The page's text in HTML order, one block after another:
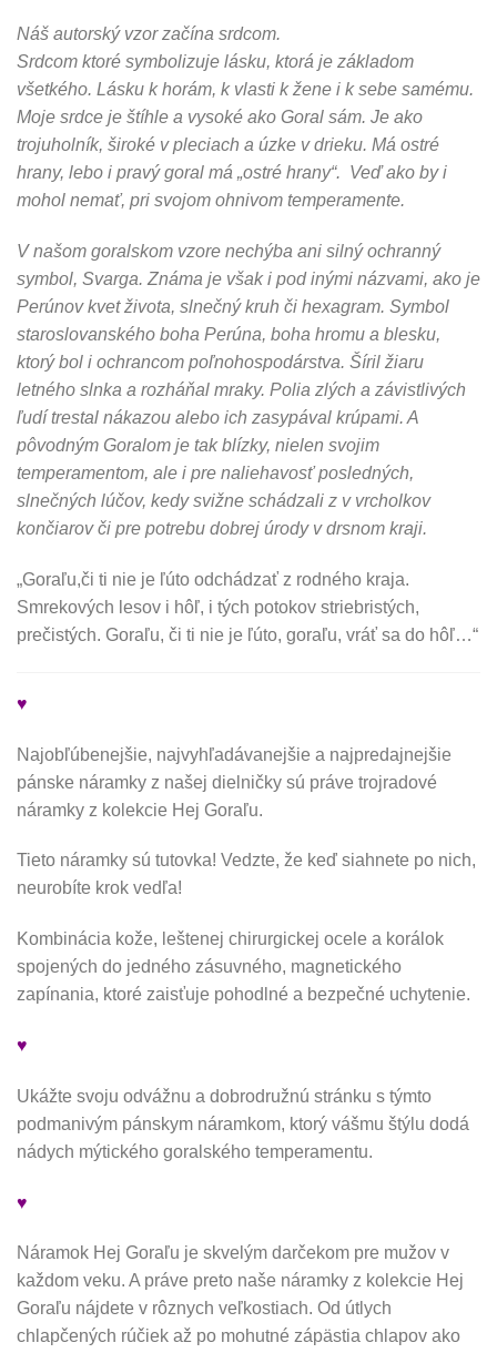
Náš autorský vzor začína srdcom.
Srdcom ktoré symbolizuje lásku, ktorá je základom
všetkého. Lásku k horám, k vlasti k žene i k sebe samému.
Moje srdce je štíhle a vysoké ako Goral sám. Je ako
trojuholník, široké v pleciach a úzke v drieku. Má ostré
hrany, lebo i pravý goral má „ostré hrany“. Veď ako by i
mohol nemať, pri svojom ohnivom temperamente.
V našom goralskom vzore nechýba ani silný ochranný
symbol, Svarga. Známa je však i pod inými názvami, ako je
Perúnov kvet života, slnečný kruh či hexagram. Symbol
staroslovanského boha Perúna, boha hromu a blesku,
ktorý bol i ochrancom poľnohospodárstva. Šíril žiaru
letného slnka a rozháňal mraky. Polia zlých a závistlivých
ľudí trestal nákazou alebo ich zasypával krúpami. A
pôvodným Goralom je tak blízky, nielen svojim
temperamentom, ale i pre naliehavosť posledných,
slnečných lúčov, kedy svižne schádzali z v vrcholkov
končiarov či pre potrebu dobrej úrody v drsnom kraji.
„Goraľu,či ti nie je ľúto odchádzať z rodného kraja.
Smrekových lesov i hôľ, i tých potokov striebristých,
prečistých. Goraľu, či ti nie je ľúto, goraľu, vráť sa do hôľ…“
♥
Najobľúbenejšie, najvyhľadávanejšie a najpredajnejšie
pánske náramky z našej dielničky sú práve trojradové
náramky z kolekcie Hej Goraľu.
Tieto náramky sú tutovka! Vedzte, že keď siahnete po nich,
neurobíte krok vedľa!
Kombinácia kože, leštenej chirurgickej ocele a korálok
spojených do jedného zásuvného, magnetického
zapínania, ktoré zaisťuje pohodlné a bezpečné uchytenie.
♥
Ukážte svoju odvážnu a dobrodružnú stránku s týmto
podmanivým pánskym náramkom, ktorý vášmu štýlu dodá
nádych mýtického goralského temperamentu.
♥
Náramok Hej Goraľu je skvelým darčekom pre mužov v
každom veku. A práve preto naše náramky z kolekcie Hej
Goraľu nájdete v rôznych veľkostiach. Od útlych
chlapčených rúčiek až po mohutné zápästia chlapov ako